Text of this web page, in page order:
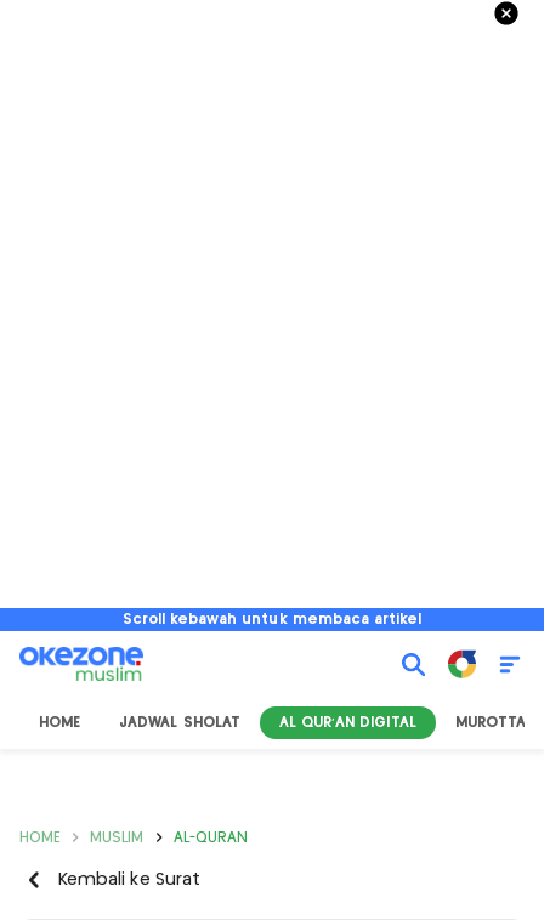
Scroll kebawah untuk membaca artikel
HOME JADWAL SHOLAT AL QUR'AN DIGITAL MUROTTAL
HOME MUSLIM AL-QURAN
Kembali ke Surat